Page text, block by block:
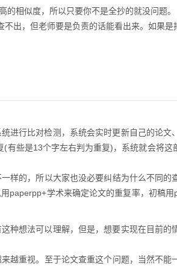
相似度，所以只要你不是全抄的就没问题。
出，但老师要是负责的话能看出来。如果
行比对检测，系统会实时更新自己的论
些是13个字左右判为重复)，系统就会将这
样的，所以大家也没必要纠结为什么不同
paperpp+学术来确定论文的重复率，初稿
种想法可以理解，但是，想要实现在目前
越重视。至于论文查重这个问题，当然不